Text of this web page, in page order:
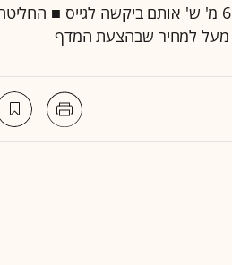
הוזמנו מניות ב-20 מיליון שקל, לעומת 6.5 מ' ש'
מעל למחיר שבהצעת המדף